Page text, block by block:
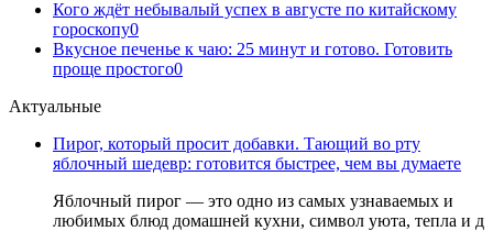
Кого ждёт небывалый успех в августе по китайскому
гороскопу0
Вкусное печенье к чаю: 25 минут и готово. Готовить
проще простого0
Актуальные
Пирог, который просит добавки. Тающий во рту
яблочный шедевр: готовится быстрее, чем вы думаете
Яблочный пирог — это одно из самых узнаваемых и
любимых блюд домашней кухни, символ уюта, тепла и д